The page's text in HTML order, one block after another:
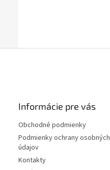
Informácie pre vás
Obchodné podmienky
Podmienky ochrany osobných
údajov
Kontakty